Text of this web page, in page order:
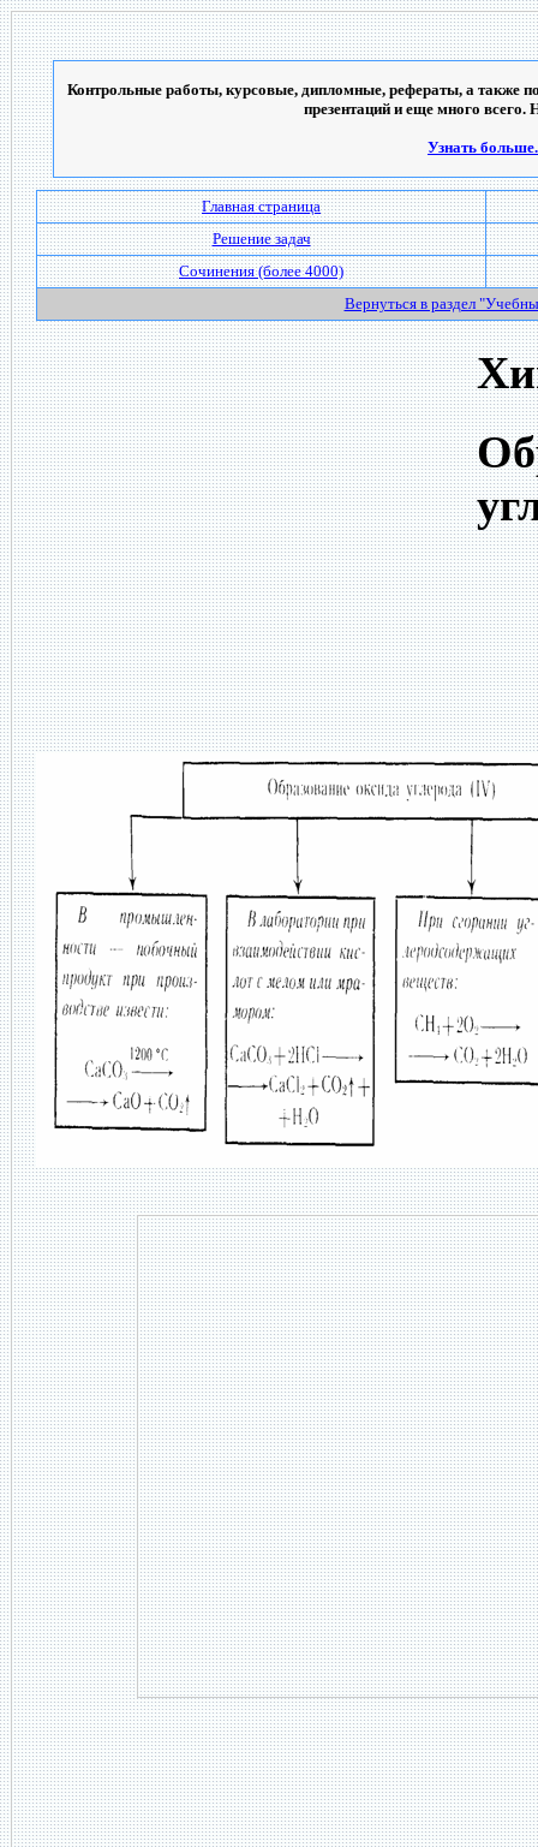
Контрольные работы, курсовые, дипломные, рефераты, а также
презентаций и еще много всего.
Узнать
Главная страница
Решение задач
Сочинения (более 4000)
Вернуться в раздел